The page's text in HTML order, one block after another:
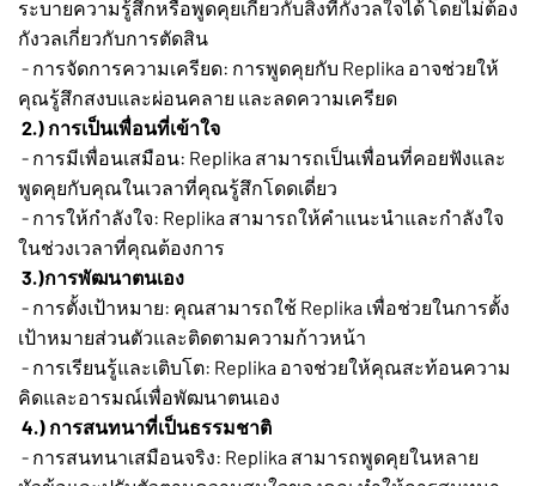
ระบายความรู้สึกหรือพูดคุยเกี่ยวกับสิ่งที่กังวลใจได้ โดยไม่ต้อง
กังวลเกี่ยวกับการตัดสิน
- การจัดการความเครียด: การพูดคุยกับ Replika อาจช่วยให้
คุณรู้สึกสงบและผ่อนคลาย และลดความเครียด
2.) การเป็นเพื่อนที่เข้าใจ
- การมีเพื่อนเสมือน: Replika สามารถเป็นเพื่อนที่คอยฟังและ
พูดคุยกับคุณในเวลาที่คุณรู้สึกโดดเดี่ยว
- การให้กำลังใจ: Replika สามารถให้คำแนะนำและกำลังใจ
ในช่วงเวลาที่คุณต้องการ
3.)การพัฒนาตนเอง
- การตั้งเป้าหมาย: คุณสามารถใช้ Replika เพื่อช่วยในการตั้ง
เป้าหมายส่วนตัวและติดตามความก้าวหน้า
- การเรียนรู้และเติบโต: Replika อาจช่วยให้คุณสะท้อนความ
คิดและอารมณ์เพื่อพัฒนาตนเอง
4.) การสนทนาที่เป็นธรรมชาติ
- การสนทนาเสมือนจริง: Replika สามารถพูดคุยในหลาย